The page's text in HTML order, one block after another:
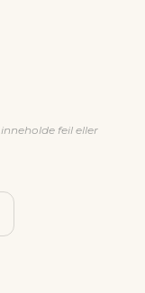
feil eller